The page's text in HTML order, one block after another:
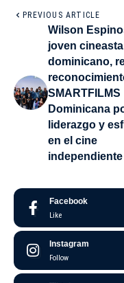
PREVIOUS ARTICLE
Wilson
joven cineasta
dominicano,
SMARTFILMS
Dominicana
liderazgo y
en el cine
independiente
Facebook
Like
Instagram
Follow